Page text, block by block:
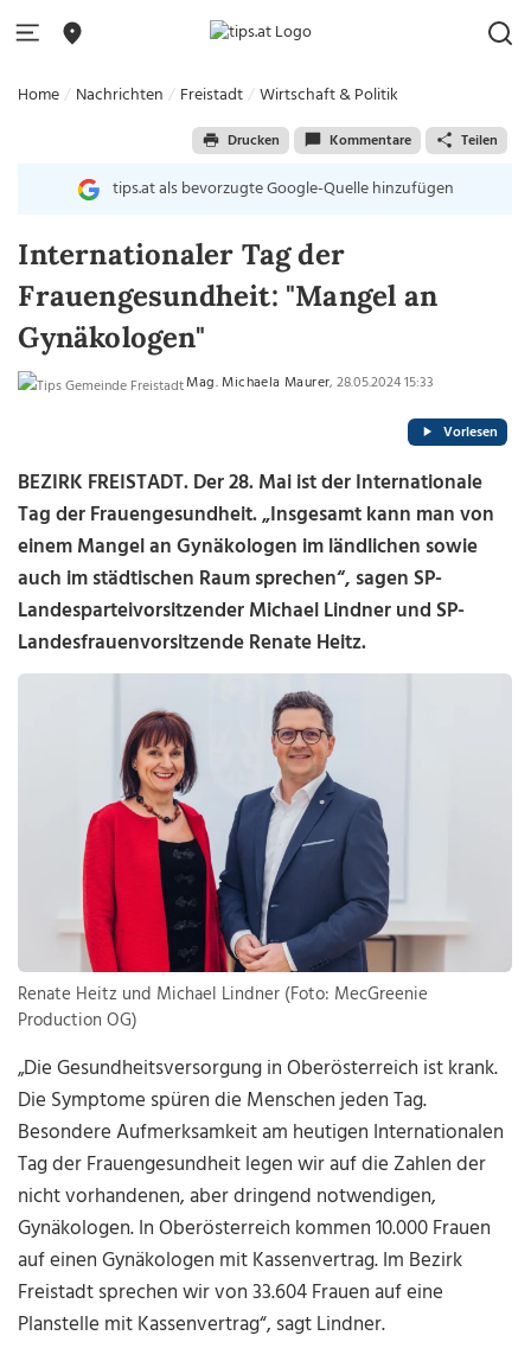
Home Nachrichten Freistadt Wirtschaft & Politik
Drucken Kommentare Teilen
tips.at als bevorzugte Google-Quelle hinzufügen
Internationaler Tag der
Frauengesundheit: "Mangel an
Gynäkologen"
Mag. Michaela Maurer, 28.05.2024 15:33
Vorlesen
BEZIRK FREISTADT. Der 28. Mai ist der Internationale
Tag der Frauengesundheit. „Insgesamt kann man von
einem Mangel an Gynäkologen im ländlichen sowie
auch im städtischen Raum sprechen“, sagen SP-
Landesparteivorsitzender Michael Lindner und SP-
Landesfrauenvorsitzende Renate Heitz.
Renate Heitz und Michael Lindner (Foto: MecGreenie
Production OG)
„Die Gesundheitsversorgung in Oberösterreich ist krank.
Die Symptome spüren die Menschen jeden Tag.
Besondere Aufmerksamkeit am heutigen Internationalen
Tag der Frauengesundheit legen wir auf die Zahlen der
nicht vorhandenen, aber dringend notwendigen,
Gynäkologen. In Oberösterreich kommen 10.000 Frauen
auf einen Gynäkologen mit Kassenvertrag. Im Bezirk
Freistadt sprechen wir von 33.604 Frauen auf eine
Planstelle mit Kassenvertrag“, sagt Lindner.